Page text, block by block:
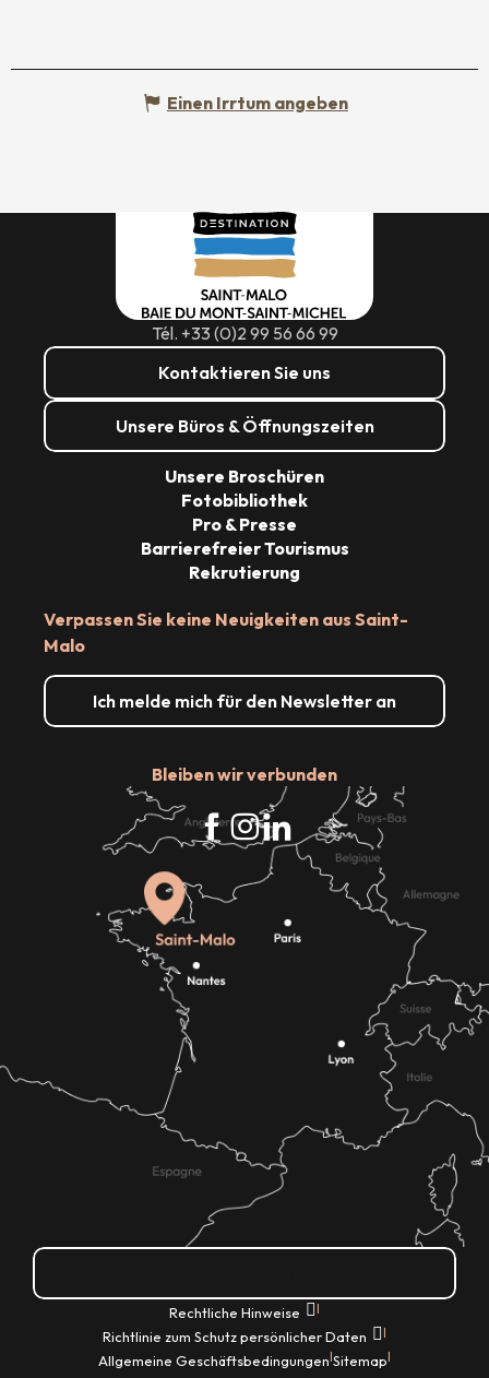
Einen Irrtum angeben
Tél. +33 (0)2 99 56 66 99
Kontaktieren Sie uns
Unsere Büros & Öffnungszeiten
Verpassen Sie keine Neuigkeiten aus Saint-
Malo
Ich melde mich für den Newsletter an
Bleiben wir verbunden
Unsere Broschüren
Fotobibliothek
Pro & Presse
Barrierefreier Tourismus
Rekrutierung
Rechtliche Hinweise |
Richtlinie zum Schutz persönlicher Daten |
Allgemeine Geschäftsbedingungen|Sitemap|